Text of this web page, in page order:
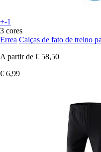
+-1
3 cores
Errea Calças de fato de treino
A partir de € 58,50
€ 6,99